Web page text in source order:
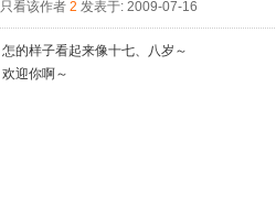
只看该作者 2 发表于: 2009-07-16
怎的样子看起来像十七、八岁～
欢迎你啊～